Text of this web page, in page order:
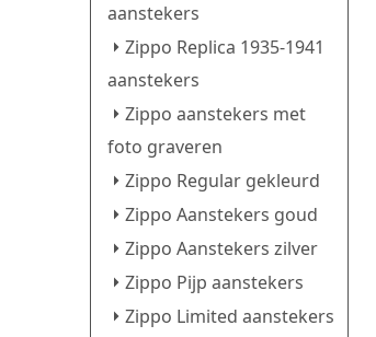
aanstekers
Zippo Replica 1935-1941
aanstekers
Zippo aanstekers met
foto graveren
Zippo Regular gekleurd
Zippo Aanstekers goud
Zippo Aanstekers zilver
Zippo Pijp aanstekers
Zippo Limited aanstekers